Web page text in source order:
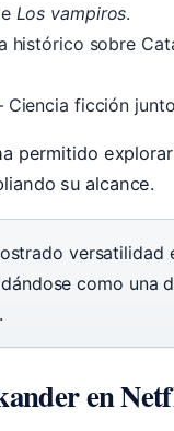
Los vampiros.
histórico sobre
ficción
permitido
su alcance.
versatilidad
como una
en